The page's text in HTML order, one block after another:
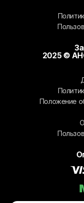
2025 ©
Положение